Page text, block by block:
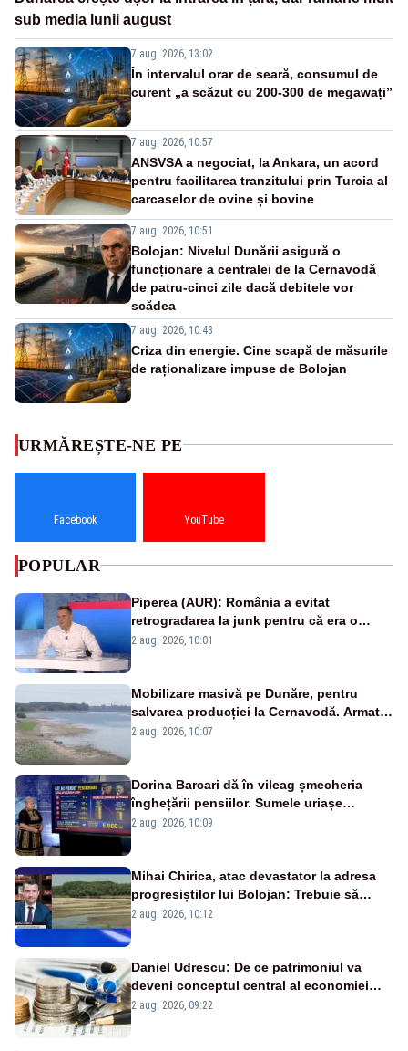
sub media lunii august
7 aug. 2026, 13:02
În intervalul orar de seară, consumul de
curent „a scăzut cu 200-300 de megawați”
7 aug. 2026, 10:57
ANSVSA a negociat, la Ankara, un acord
pentru facilitarea tranzitului prin Turcia al
carcaselor de ovine și bovine
7 aug. 2026, 10:51
Bolojan: Nivelul Dunării asigură o
funcționare a centralei de la Cernavodă
de patru-cinci zile dacă debitele vor
scădea
7 aug. 2026, 10:43
Criza din energie. Cine scapă de măsurile
de raționalizare impuse de Bolojan
URMĂREȘTE-NE PE
Facebook YouTube
POPULAR
Piperea (AUR): România a evitat
retrogradarea la junk pentru că era o
catastrofă pentru bănci și fondurile de
2 aug. 2026, 10:01
Mobilizare masivă pe Dunăre, pentru
salvarea producției la Cernavodă. Armata
va detona o stâncă și va devia apa
2 aug. 2026, 10:07
Dorina Barcari dă în vileag șmecheria
înghețării pensiilor. Sumele uriașe
pierdute de fiecare român
2 aug. 2026, 10:09
Mihai Chirica, atac devastator la adresa
progresiștilor lui Bolojan: Trebuie să
protejăm și natura, dar nu șținem omaneii
2 aug. 2026, 10:12
Daniel Udrescu: De ce patrimoniul va
deveni conceptul central al economiei
viitoare?
2 aug. 2026, 09:22